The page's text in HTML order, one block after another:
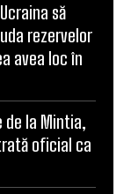
să
rezervelor
avea loc în
de la Mintia,
oficial ca